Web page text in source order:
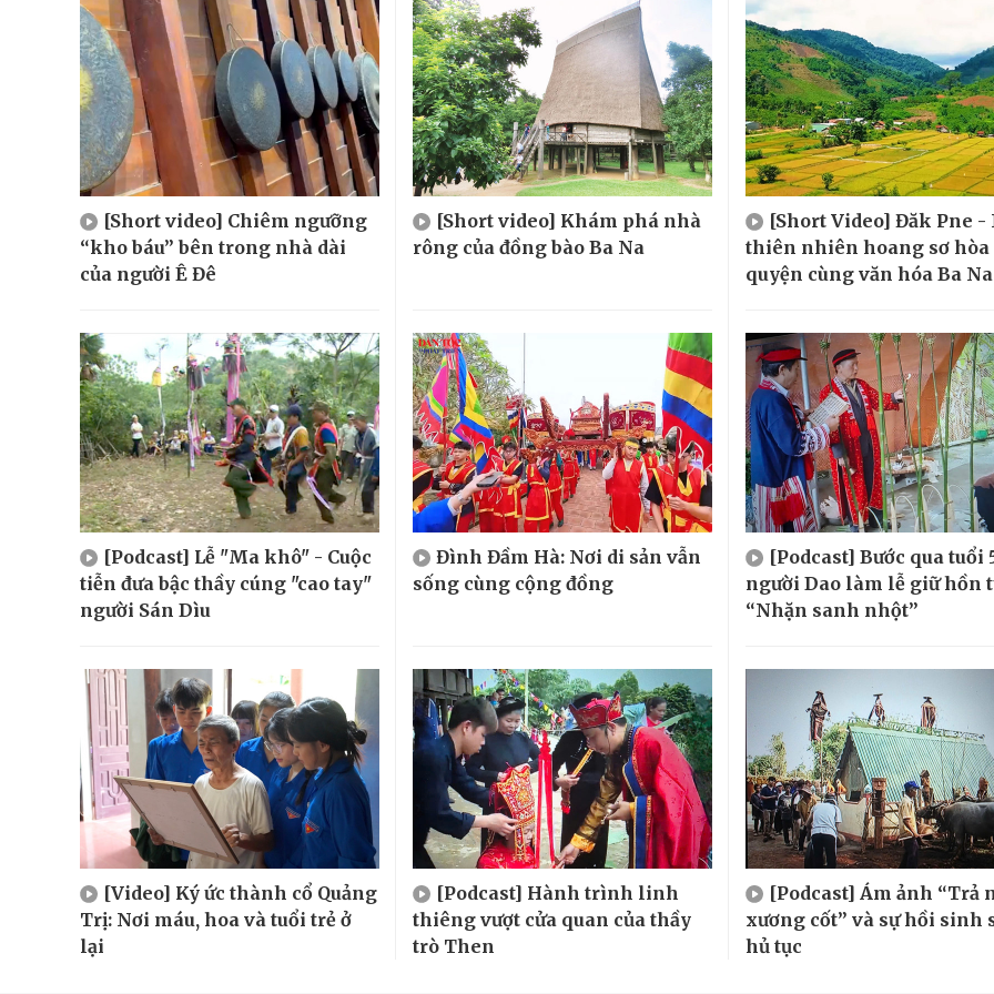
[Short video] Chiêm ngưỡng
“kho báu” bên trong nhà dài
của người Ê Đê
[Short video] Khám phá nhà
rông của đồng bào Ba Na
[Short Video] Đăk Pne -
thiên nhiên hoang sơ hòa
quyện cùng văn hóa Ba Na
[Podcast] Lễ "Ma khô" - Cuộc
tiễn đưa bậc thầy cúng "cao tay"
người Sán Dìu
Đình Đầm Hà: Nơi di sản vẫn
sống cùng cộng đồng
[Podcast] Bước qua tuổi
người Dao làm lễ giữ hồn
“Nhặn sanh nhột”
[Video] Ký ức thành cổ Quảng
Trị: Nơi máu, hoa và tuổi trẻ ở
lại
[Podcast] Hành trình linh
thiêng vượt cửa quan của thầy
trò Then
[Podcast] Ám ảnh “Trả
xương cốt” và sự hồi sinh
hủ tục